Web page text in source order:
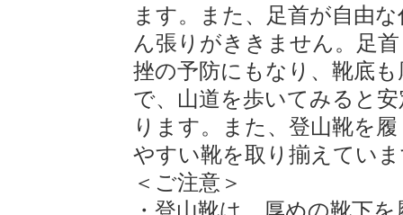
ます。また、足首が自由
ん張りがききません。足
挫の予防にもなり、靴底
で、山道を歩いてみると
ります。また、登山靴を
やすい靴を取り揃えてい
＜ご注意＞
・登山靴は、厚めの靴下